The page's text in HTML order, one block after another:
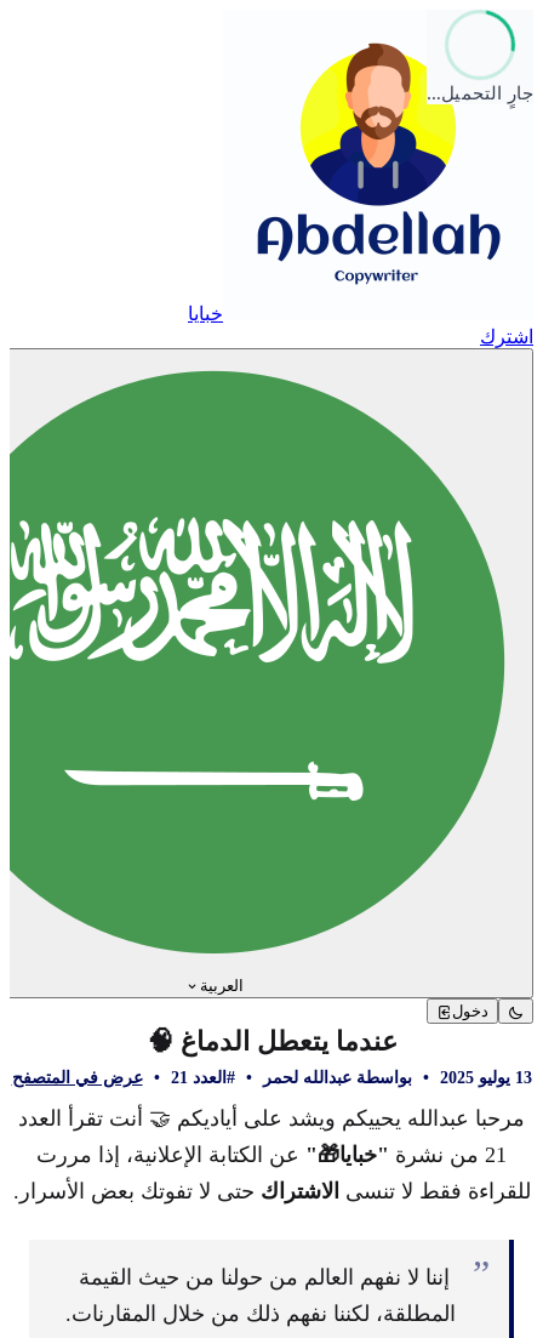
جارٍ التحميل…
خبايا
اشترك
العربية
دخول
عندما يتعطل الدماغ 🧠
13 يوليو 2025 • بواسطة عبدالله لحمر • #العدد 21 • عرض في المتصفح
مرحبا عبدالله يحييكم ويشد على أياديكم 🤝 أنت تقرأ العدد
21 من نشرة
"خبايا🎁" عن الكتابة الإعلانية،
إذا مررت
للقراءة فقط لا تنسى الاشتراك حتى لا تفوتك بعض الأسرار.
”
إننا لا نفهم العالم من حولنا من حيث القيمة
المطلقة، لكننا نفهم ذلك من خلال المقارنات.